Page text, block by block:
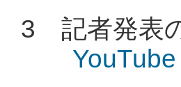
3 記者発表